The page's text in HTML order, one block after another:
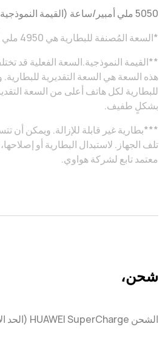
5050 ملي أمبير/ساعة (القيمة النموذجية)
*السعة المُصنفة للبطارية هي 4950 ملي أمبير/ساعة.
**القيمة النموذجية.السعة الفعلية قد
هذه السعة هي السعة التقديرية للبطارية.
للبطارية لكل هاتف أعلى من السعة
بشكلٍ طفيف.
***بطارية غير قابلة للإزالة. ويمكن أن
تلف الجهاز. لاستبدال البطارية أو
معتمد تابع لشركة هواوي.
شحن،
الشحن HUAWEI SuperCharge (الحد الأقصى 100 واط)